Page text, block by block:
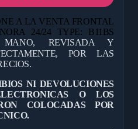
A LA VENTA FRONTAL
24/24 TYPE: B11BS
MANO, REVISADA Y
POR LAS
NI DEVOLUCIONES
O LOS
COLOCADAS POR